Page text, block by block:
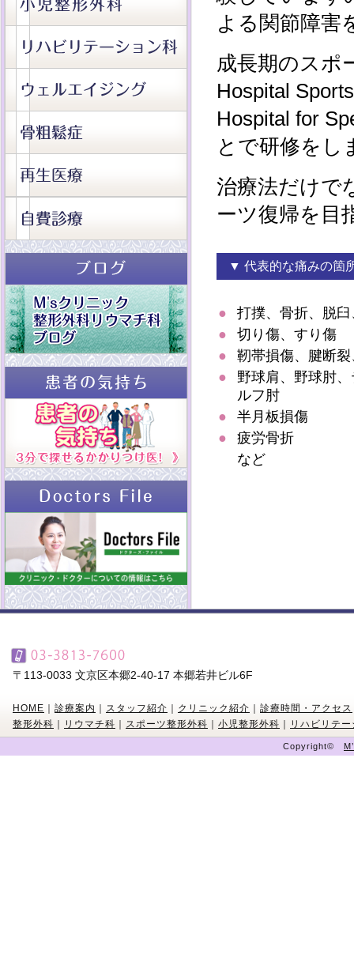
よる関節障害
成長期のスポ
Hospital
Hospital for
とで研修をし
治療法だけで
ーツ復帰を目
▼ 代表的な痛みの箇
●
打撲、骨折、脱
●
切り傷、すり傷
●
靭帯損傷、腱断
●
野球肩、野球肘
ルフ肘
●
半月板損傷
●
疲労骨折
など
〒113-0033 文京区本郷2-40-17 本郷若井ビル6F
HOME 診療案内 スタッフ紹介 クリニック紹介 診療時間・アクセス
整形外科
リウマチ科 スポーツ整形外科 小児整形外科 リハビリテ
Copyright©